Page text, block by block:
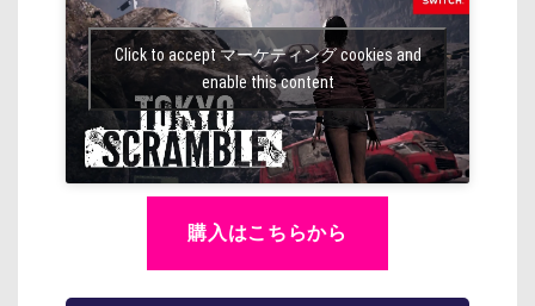
Click to accept マーケティング cookies and
enable this content
購入はこちらから